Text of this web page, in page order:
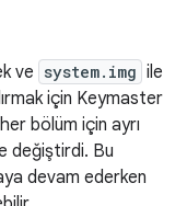
ve system.img ile
için Keymaster
bölüm için ayrı
değiştirdi. Bu
devam ederken